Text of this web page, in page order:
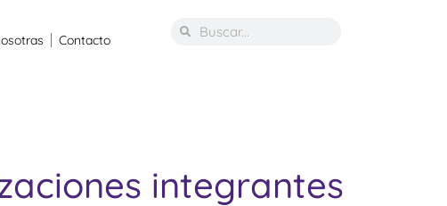
Contacto
integrantes